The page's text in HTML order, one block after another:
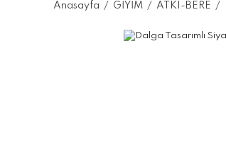
Anasayfa GİYİM ATKI-BERE